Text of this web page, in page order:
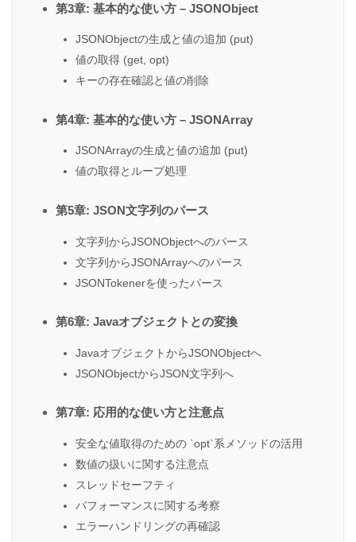
第3章: 基本的な使い方 – JSONObject
JSONObjectの生成と値の追加 (put)
値の取得 (get, opt)
キーの存在確認と値の削除
第4章: 基本的な使い方 – JSONArray
JSONArrayの生成と値の追加 (put)
値の取得とループ処理
第5章: JSON文字列のパース
文字列からJSONObjectへのパース
文字列からJSONArrayへのパース
JSONTokenerを使ったパース
第6章: Javaオブジェクトとの変換
JavaオブジェクトからJSONObjectへ
JSONObjectからJSON文字列へ
第7章: 応用的な使い方と注意点
安全な値取得のための `opt`系メソッドの活用
数値の扱いに関する注意点
スレッドセーフティ
パフォーマンスに関する考察
エラーハンドリングの再確認